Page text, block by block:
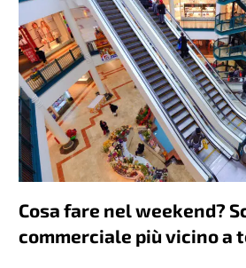
Cosa fare nel weekend?
commerciale più vicino a